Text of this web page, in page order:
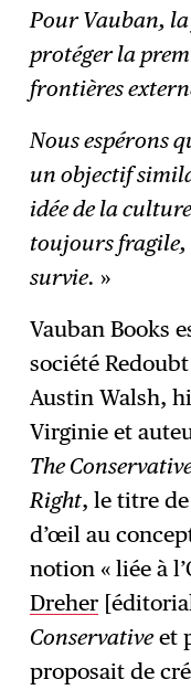
Pour Vauban,
protéger la
frontières
Nous espérons
un objectif
idée de la
toujours fragile,
survie. »
Vauban Books
société
Austin Walsh,
Virginie et
The
Right, le titre
d’œil au
notion « liée à
Dreher
Conservativeet
proposait de